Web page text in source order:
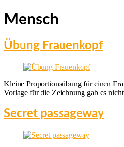
Mensch
Übung Frauenkopf
Kleine Proportionsübung für einen
Vorlage für die Zeichnung gab es
Secret passageway